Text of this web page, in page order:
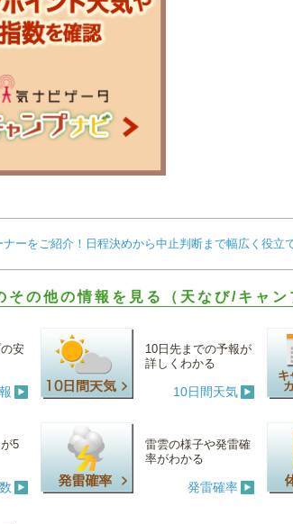
ーをご紹介！日程決めから中止判断まで幅広く役立
の他の情報を見る（天なび/キャン
安
10日先までの予報が
詳しくわかる
10日間天気
5
雷雲の様子や発雷確
率がわかる
発雷確率